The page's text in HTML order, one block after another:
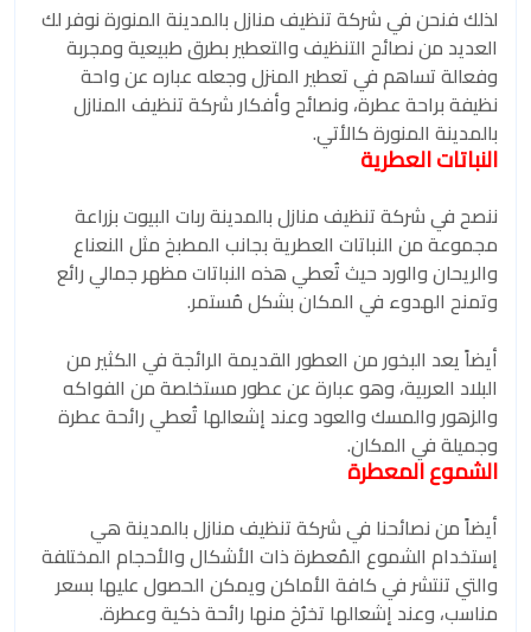
لذلك فنحن في شركة تنظيف منازل بالمدينة المنورة نوفر لك
العديد من نصائح التنظيف والتعطير بطرق طبيعية ومجربة
وفعالة تساهم في تعطير المنزل وجعله عباره عن واحة
نظيفة براحة عطرة، ونصائح وأفكار شركة تنظيف المنازل
بالمدينة المنورة كالأتي.
النباتات العطرية
ننصح في شركة تنظيف منازل بالمدينة ربات البيوت بزراعة
مجموعة من النباتات العطرية بجانب المطبخ مثل النعناع
والريحان والورد حيث تُعطي هذه النباتات مظهر جمالي رائع
وتمنح الهدوء في المكان بشكل مُستمر.
أيضاً يعد البخور من العطور القديمة الرائجة في الكثير من
البلاد العربية، وهو عبارة عن عطور مستخلصة من الفواكه
والزهور والمسك والعود وعند إشعالها تُعطي رائحة عطرة
وجميلة في المكان.
الشموع المعطرة
أيضاً من نصائحنا في شركة تنظيف منازل بالمدينة هي
إستخدام الشموع المُعطرة ذات الأشكال والأحجام المختلفة
والتي تنتشر في كافة الأماكن ويمكن الحصول عليها بسعر
مناسب، وعند إشعالها تخرُخ منها رائحة ذكية وعطرة.